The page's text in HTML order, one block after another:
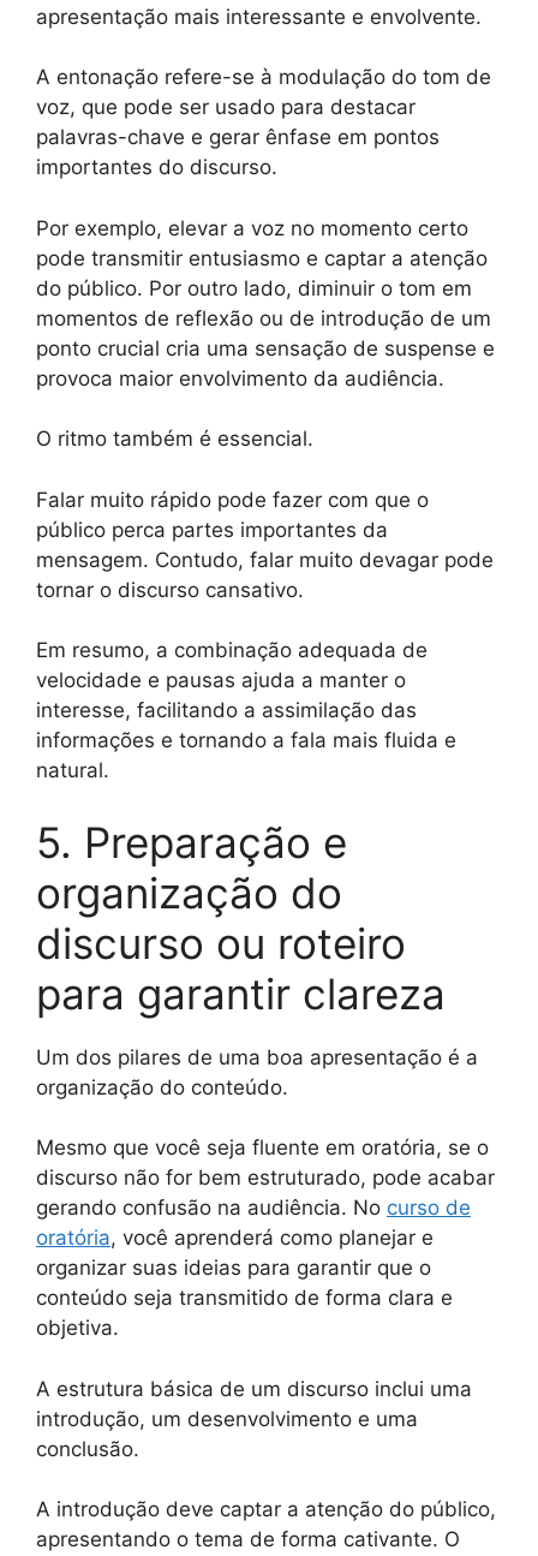
apresentação mais interessante e envolvente.
A entonação refere-se à modulação do tom de
voz, que pode ser usado para destacar
palavras-chave e gerar ênfase em pontos
importantes do discurso.
Por exemplo, elevar a voz no momento certo
pode transmitir entusiasmo e captar a atenção
do público. Por outro lado, diminuir o tom em
momentos de reflexão ou de introdução de um
ponto crucial cria uma sensação de suspense e
provoca maior envolvimento da audiência.
O ritmo também é essencial.
Falar muito rápido pode fazer com que o
público perca partes importantes da
mensagem. Contudo, falar muito devagar pode
tornar o discurso cansativo.
Em resumo, a combinação adequada de
velocidade e pausas ajuda a manter o
interesse, facilitando a assimilação das
informações e tornando a fala mais fluida e
natural.
5. Preparação e
organização do
discurso ou roteiro
para garantir clareza
Um dos pilares de uma boa apresentação é a
organização do conteúdo.
Mesmo que você seja fluente em oratória, se o
discurso não for bem estruturado, pode acabar
gerando confusão na audiência. No curso de
oratória, você aprenderá como planejar e
organizar suas ideias para garantir que o
conteúdo seja transmitido de forma clara e
objetiva.
A estrutura básica de um discurso inclui uma
introdução, um desenvolvimento e uma
conclusão.
A introdução deve captar a atenção do público,
apresentando o tema de forma cativante. O